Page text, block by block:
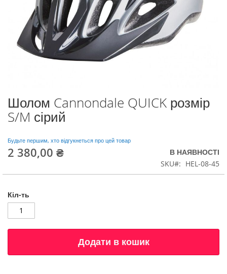
Перейти
до
початку
зображень
Шолом Cannondale QUICK розмір
S/M сірий
Будьте першим, хто відгукнеться про цей товар
2 380,00 ₴
В НАЯВНОСТІ
SKU
HEL-08-45
Кіл-ть
Додати в кошик